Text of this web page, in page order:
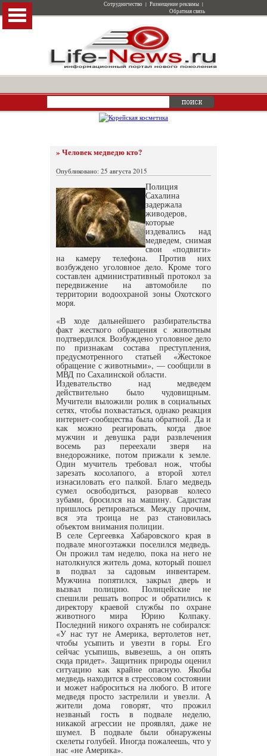
Сотрудничество | Размещение рекламы |
Обратная связь
» Человек медведю кто?
Опубликовано: 25 августа 2015
Полиция
Сахалина
задержала
живодеров,
которые
издевались над
медведем, снимая
свои «подвиги»
на камеру телефона. Против них
возбуждено уголовное дело. Кроме того
составлен административный протокол за
передвижение на автомобиле по
территории водоохраной зоны Охотского
моря.
«В ходе дальнейшего разбирательства
факт жесткого обращения с животным
подтвердился. Возбуждено уголовное дело
по признакам состава преступления,
предусмотренного статьей «Жестокое
обращение с животными», — сообщили в
МВД по Сахалинской области.
Издевательство над медведем
действительно было чудовищным.
Мучители выложили ролик в социальных
сетях, чтобы похвастаться, однако реакция
интернет-сообщества была обратной. Да и
как можно реагировать, когда двое
мужчин и девушка ради развлечения
восемь раз переехали зверя на
внедорожнике, потом прижали к земле.
Один мучитель требовал нож, чтобы
зарезать косолапого, а второй хотел
изнасиловать его палкой. Благо медведь
сумел освободиться, разорвав колесо
зубами, бросился на машину. Садистам
пришлось ретироваться. Между прочим,
вся эта троица не раз становилась
объектом внимания полиции.
В селе Сергеевка Хабаровского края в
подвале многоэтажки поселился медведь.
Он прожил там неделю, пока на него не
натолкнулся житель дома, который пошел
в подвал за садовым инвентарем.
Мужчина попятился, закрыл дверь и
вызвал полицию. Полицейские не
спешили решать вопрос и обратились к
директору краевой службы по охране
животного мира Юрию Колпаку.
Последний никого охранять не собирался:
«У нас тут не Америка, вертолетов нет,
чтобы усыпить и увезти в горы. Его
сейчас усыпишь, вывезешь, а он опять
сюда придет». Защитник природы оценил
ситуацию как крайне опасную. Якобы
медведь находится в стрессовом состоянии
и может наброситься на любого. В итоге
медведя просто застрелили и увезли. А
жители дома говорят, что прожил
незваный гость в подвале неделю,
никакой агрессии не проявлял, даже не
шумел. В подвале были обнаружены
скелеты голубей. Иногда пожалеешь, что у
нас «не Америка».